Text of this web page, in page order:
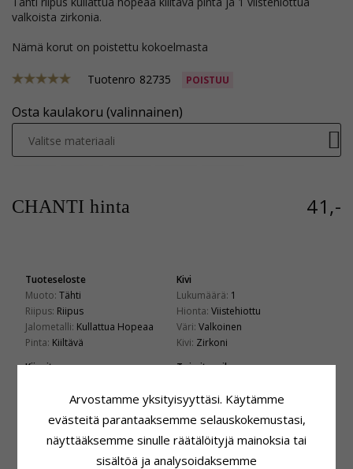
valkoista zirkonia.
Nämä korut on poistettu kokoelmasta
Tuotenro 82735 POISTUU
Osta kaulakoru (valinnainen)
Valitse materiaali
CHANTI hinta 41,-
Tuoteseloste
Muoto: Tähti
Riipus: Riipus
Jalometalli: Kullattua Hopeaa
Pinta: Kiiltävä
Kivi
Lukumäärä: 1
Hionta: Viistehiottu
Väri: Valkoinen
Kivi: Zirkoni
Kiinnitys
Toimitusaika
LIITTYVÄT TUOTTEET
Arvostamme yksityisyyttäsi. Käytämme
evästeitä parantaaksemme selauskokemustasi,
näyttääksemme sinulle räätälöityjä mainoksia tai
sisältöä ja analysoidaksemme